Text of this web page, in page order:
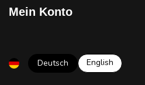
Mein Konto
Deutsch English